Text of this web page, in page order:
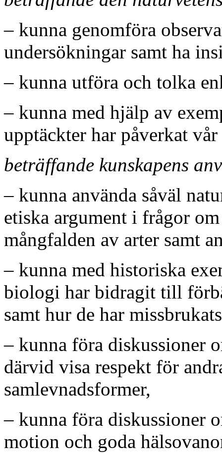
– kunna genomföra
undersökningar samt ha
– kunna utföra och tolka
– kunna med hjälp av
upptäckter har påverkat
beträffande kunskapens
– kunna använda såväl
etiska argument i frågor
mångfalden av arter samt
– kunna med historiska
biologi har bidragit till
samt hur de har
– kunna föra diskussioner
därvid visa respekt för
samlevnadsformer,
– kunna föra diskussioner
motion och goda